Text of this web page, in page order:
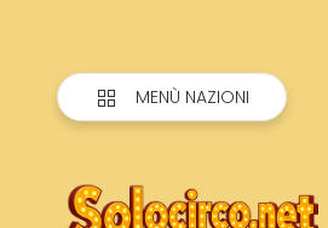
MENÙ NAZIONI